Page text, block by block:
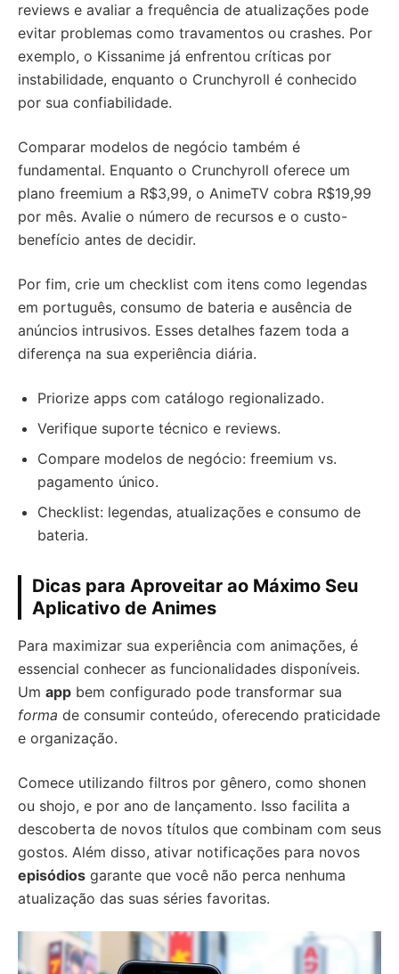
reviews e avaliar a frequência de atualizações pode
evitar problemas como travamentos ou crashes. Por
exemplo, o Kissanime já enfrentou críticas por
instabilidade, enquanto o Crunchyroll é conhecido
por sua confiabilidade.
Comparar modelos de negócio também é
fundamental. Enquanto o Crunchyroll oferece um
plano freemium a R$3,99, o AnimeTV cobra R$19,99
por mês. Avalie o número de recursos e o custo-
benefício antes de decidir.
Por fim, crie um checklist com itens como legendas
em português, consumo de bateria e ausência de
anúncios intrusivos. Esses detalhes fazem toda a
diferença na sua experiência diária.
Priorize apps com catálogo regionalizado.
Verifique suporte técnico e reviews.
Compare modelos de negócio: freemium vs.
pagamento único.
Checklist: legendas, atualizações e consumo de
bateria.
Dicas para Aproveitar ao Máximo Seu
Aplicativo de Animes
Para maximizar sua experiência com animações, é
essencial conhecer as funcionalidades disponíveis.
Um app bem configurado pode transformar sua
forma de consumir conteúdo, oferecendo praticidade
e organização.
Comece utilizando filtros por gênero, como shonen
ou shojo, e por ano de lançamento. Isso facilita a
descoberta de novos títulos que combinam com seus
gostos. Além disso, ativar notificações para novos
episódios garante que você não perca nenhuma
atualização das suas séries favoritas.